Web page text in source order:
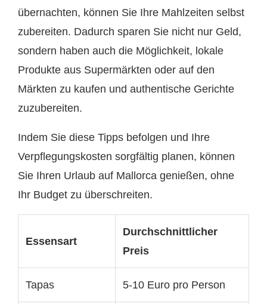
übernachten, können Sie Ihre Mahlzeiten selbst
zubereiten. Dadurch sparen Sie nicht nur Geld,
sondern haben auch die Möglichkeit, lokale
Produkte aus Supermärkten oder auf den
Märkten zu kaufen und authentische Gerichte
zuzubereiten.
Indem Sie diese Tipps befolgen und Ihre
Verpflegungskosten sorgfältig planen, können
Sie Ihren Urlaub auf Mallorca genießen, ohne
Ihr Budget zu überschreiten.
Essensart
Durchschnittlicher
Preis
Tapas 5-10 Euro pro Person